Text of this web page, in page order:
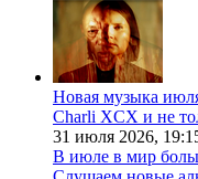
Новая музыка
Charli XCX и не
31 июля 2026,
В июле в мир